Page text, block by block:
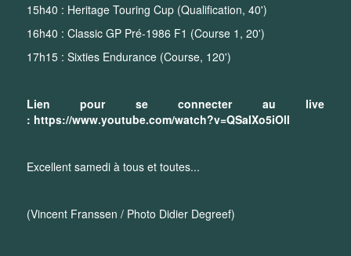
15h40 : Heritage Touring Cup (Qualification, 40')
16h40 : Classic GP Pré-1986 F1 (Course 1, 20')
17h15 : Sixties Endurance (Course, 120')
Lien pour se connecter au live
: https://www.youtube.com/watch?v=QSaIXo5iOlI
Excellent samedi à tous et toutes...
(Vincent Franssen / Photo Didier Degreef)